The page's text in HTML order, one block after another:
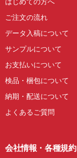
ご注文の流れ
データ入稿について
サンプルについて
お支払いについて
検品・梱包について
納期・配送について
よくあるご質問
会社情報・各種規約